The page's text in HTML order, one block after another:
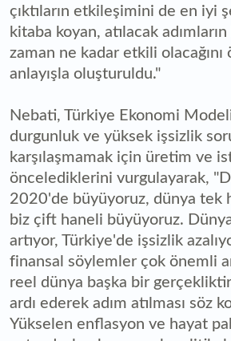
çıktıların etkileşimini de en iyi
kitaba koyan, atılacak
zaman ne kadar etkili olacağını
anlayışla oluşturuldu."
Nebati, Türkiye Ekonomi
durgunluk ve yüksek işsizlik
karşılaşmamak için üretim ve
öncelediklerini vurgulayarak,
2020'de büyüyoruz, dünya tek
biz çift haneli büyüyoruz.
artıyor, Türkiye'de işsizlik
finansal söylemler çok önemli
reel dünya başka bir
ardı ederek adım atılması söz
Yükselen enflasyon ve hayat